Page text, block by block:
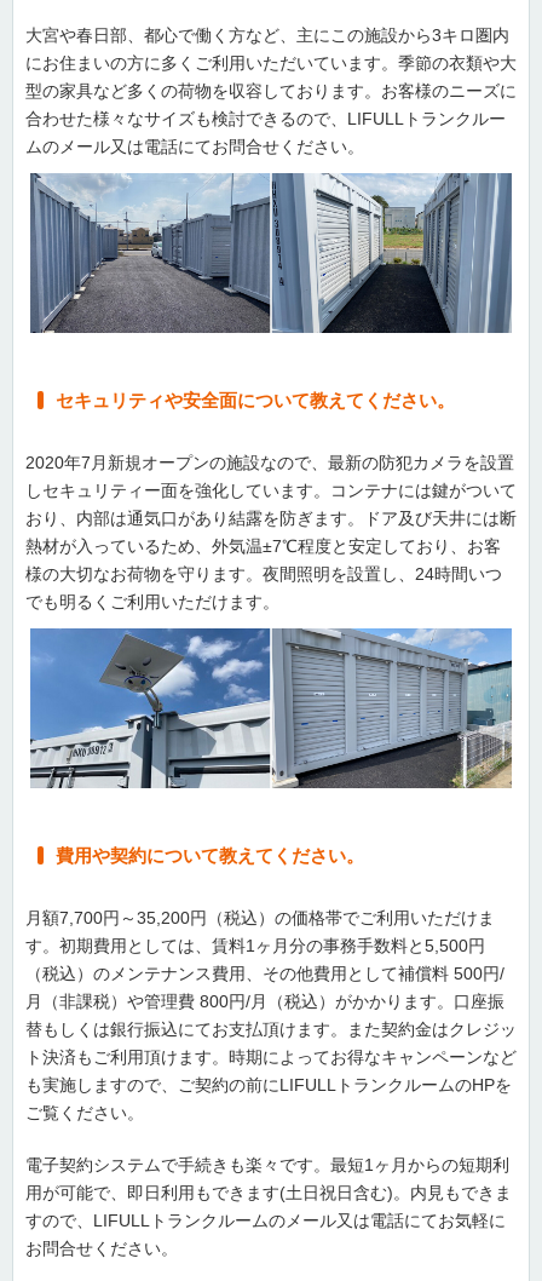
大宮や春日部、都心で働く方など、主にこの施設から3キロ圏内
にお住まいの方に多くご利用いただいています。季節の衣類や大
型の家具など多くの荷物を収容しております。お客様のニーズに
合わせた様々なサイズも検討できるので、LIFULLトランクルー
ムのメール又は電話にてお問合せください。
セキュリティや安全面について教えてください。
2020年7月新規オープンの施設なので、最新の防犯カメラを設置
しセキュリティー面を強化しています。コンテナには鍵がついて
おり、内部は通気口があり結露を防ぎます。ドア及び天井には断
熱材が入っているため、外気温±7℃程度と安定しており、お客
様の大切なお荷物を守ります。夜間照明を設置し、24時間いつ
でも明るくご利用いただけます。
費用や契約について教えてください。
月額7,700円～35,200円（税込）の価格帯でご利用いただけま
す。初期費用としては、賃料1ヶ月分の事務手数料と5,500円
（税込）のメンテナンス費用、その他費用として補償料 500円/
月（非課税）や管理費 800円/月（税込）がかかります。口座振
替もしくは銀行振込にてお支払頂けます。また契約金はクレジッ
ト決済もご利用頂けます。時期によってお得なキャンペーンなど
も実施しますので、ご契約の前にLIFULLトランクルームのHPを
ご覧ください。
電子契約システムで手続きも楽々です。最短1ヶ月からの短期利
用が可能で、即日利用もできます(土日祝日含む)。内見もできま
すので、LIFULLトランクルームのメール又は電話にてお気軽に
お問合せください。